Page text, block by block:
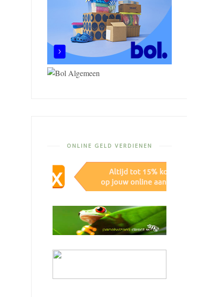
ONLINE GELD VERDIENEN